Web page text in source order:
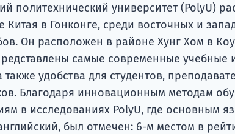
политехнический университет (PolyU)
Китая в Гонконге, среди восточных и
Он расположен в районе Хунг Хом в
самые современные учебные
также удобства для студентов,
Благодаря инновационным методам
в исследованиях PolyU, где основным
был отмечен: 6-м местом в